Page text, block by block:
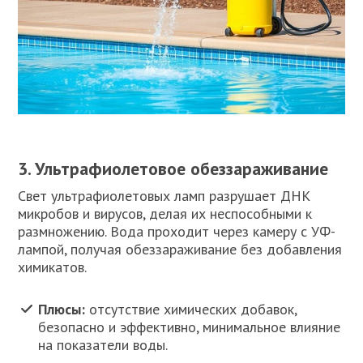
3. Ультрафиолетовое обеззараживание
Свет ультрафиолетовых ламп разрушает ДНК
микробов и вирусов, делая их неспособными к
размножению. Вода проходит через камеру с УФ-
лампой, получая обеззараживание без добавления
химикатов.
Плюсы: отсутствие химических добавок,
безопасно и эффективно, минимальное влияние
на показатели воды.